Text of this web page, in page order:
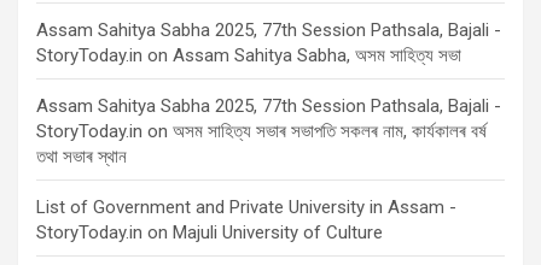
Assam Sahitya Sabha 2025, 77th Session Pathsala, Bajali -
StoryToday.in on Assam Sahitya Sabha, অসম সাহিত্য সভা
Assam Sahitya Sabha 2025, 77th Session Pathsala, Bajali -
StoryToday.in on অসম সাহিত্য সভাৰ সভাপতি সকলৰ নাম, কাৰ্যকালৰ বৰ্ষ
তথা সভাৰ স্থান
List of Government and Private University in Assam -
StoryToday.in on Majuli University of Culture